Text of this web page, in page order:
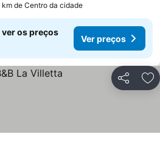
km de Centro da cidade
ver os preços
Ver preços
Partilhar